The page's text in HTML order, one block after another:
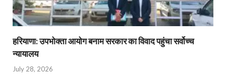
हरियाणा: उपभोक्ता आयोग बनाम सरकार का विवाद पहुंचा सर्वोच्च
न्यायालय
July 28, 2026